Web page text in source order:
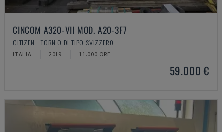
CINCOM A320-VII MOD. A20-3F7
CITIZEN - TORNIO DI TIPO SVIZZERO
ITALIA 2019 11.000 ORE
59.000 €